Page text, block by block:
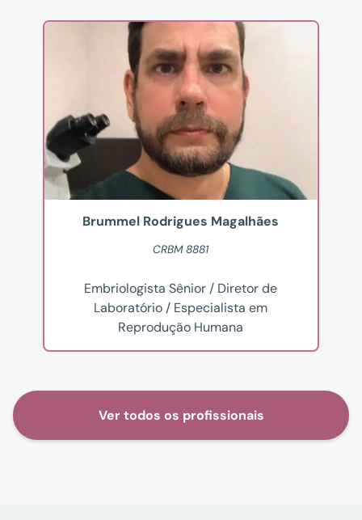
Brummel Rodrigues Magalhães
CRBM 8881
Embriologista Sênior / Diretor de
Laboratório / Especialista em
Reprodução Humana
Ver todos os profissionais